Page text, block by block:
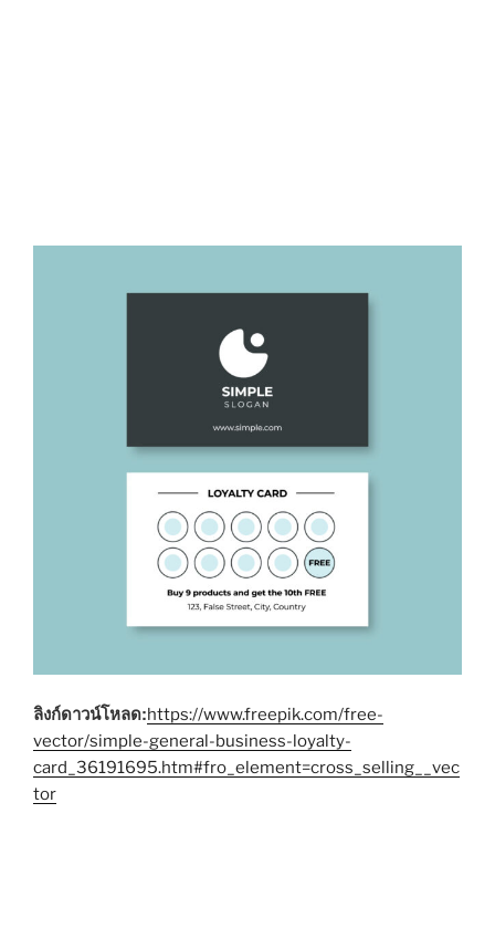
ลิงก์ดาวน์โหลด:https://www.freepik.com/free-
vector/simple-general-business-loyalty-
card_36191695.htm#fro_element=cross_selling__vec
tor